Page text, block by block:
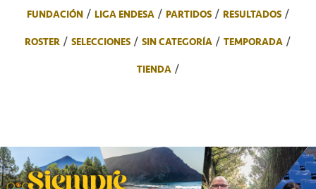
FUNDACIÓN
LIGA ENDESA PARTIDOS
RESULTADOS
ROSTER
SELECCIONES SIN CATEGORÍA
TEMPORADA
TIENDA